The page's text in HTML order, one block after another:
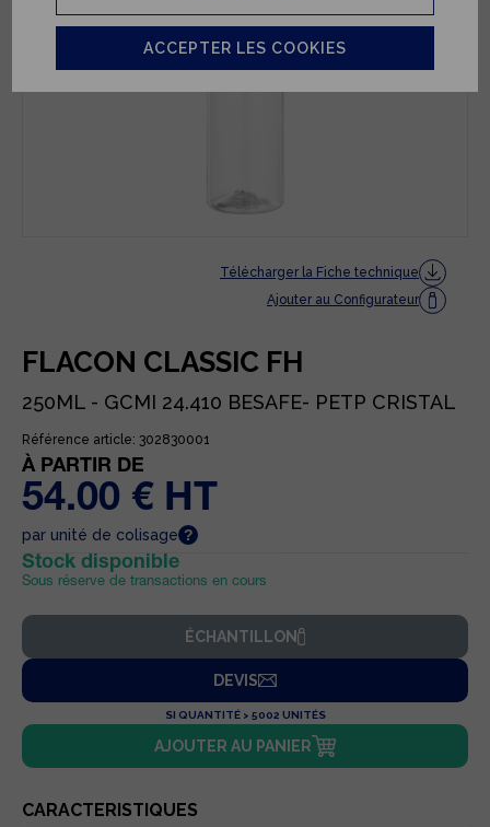
Télécharger la Fiche technique
Ajouter au Configurateur
FLACON CLASSIC FH
250ML - GCMI 24.410 BESAFE- PETP CRISTAL
Référence article: 302830001
À PARTIR DE
54.00 € HT
par unité de colisage
Stock disponible
Sous réserve de transactions en cours
ÉCHANTILLON
DEVIS
SI QUANTITÉ > 5002 UNITÉS
AJOUTER AU PANIER
CARACTERISTIQUES
ACCEPTER LES COOKIES